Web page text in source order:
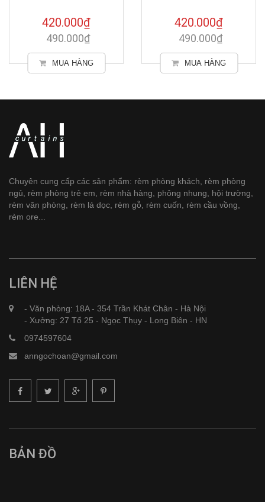
420.000₫
490.000₫
MUA HÀNG
420.000₫
490.000₫
MUA HÀNG
Chuyên cung cấp các sản phẩm: rèm phòng khách, rèm phòng
ngủ, rèm phòng trẻ em, rèm nhà hàng, phông nhung, hội trường,
rèm văn phòng, rèm lá dọc, rèm gỗ, rèm cuốn, rèm cầu vồng,
rèm ore...
LIÊN HỆ
- Văn phòng: 18A - 354 Trần Khát Chân - Hà Nội
- Xưởng: 27 Tổ 25 - Ngọc Thụy - Long Biên - HN
0974597604
anngochoan@gmail.com
BẢN ĐỒ